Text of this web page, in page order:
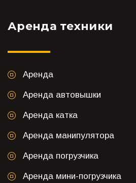
Аренда техники
Аренда
Аренда автовышки
Аренда катка
Аренда манипулятора
Аренда погрузчика
Аренда мини-погрузчика